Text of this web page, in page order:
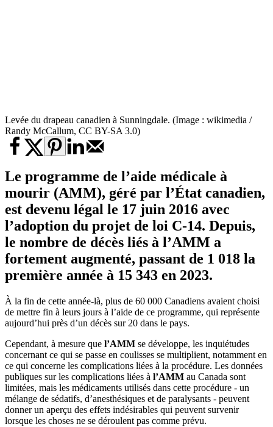
Levée du drapeau canadien à Sunningdale. (Image : wikimedia /
Randy McCallum, CC BY-SA 3.0)
Le programme de l’aide médicale à
mourir (AMM), géré par l’État canadien,
est devenu légal le 17 juin 2016 avec
l’adoption du projet de loi C-14. Depuis,
le nombre de décès liés à l’AMM a
fortement augmenté, passant de 1 018 la
première année à 15 343 en 2023.
À la fin de cette année-là, plus de 60 000 Canadiens avaient choisi
de mettre fin à leurs jours à l’aide de ce programme, qui représente
aujourd’hui près d’un décès sur 20 dans le pays.
Cependant, à mesure que l’AMM se développe, les inquiétudes
concernant ce qui se passe en coulisses se multiplient, notamment en
ce qui concerne les complications liées à la procédure. Les données
publiques sur les complications liées à l’AMM au Canada sont
limitées, mais les médicaments utilisés dans cette procédure - un
mélange de sédatifs, d’anesthésiques et de paralysants - peuvent
donner un aperçu des effets indésirables qui peuvent survenir
lorsque les choses ne se déroulent pas comme prévu.